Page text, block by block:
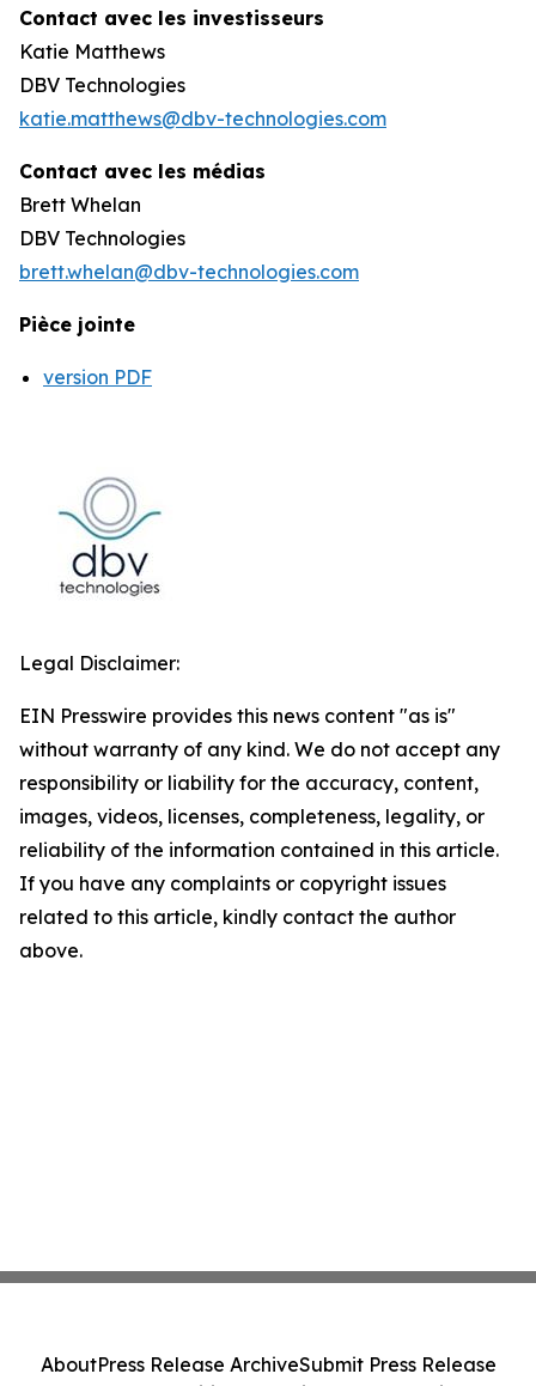
Contact avec les investisseurs
Katie Matthews
DBV Technologies
katie.matthews@dbv-technologies.com
Contact avec les médias
Brett Whelan
DBV Technologies
brett.whelan@dbv-technologies.com
Pièce jointe
version PDF
Legal Disclaimer:
EIN Presswire provides this news content "as is"
without warranty of any kind. We do not accept any
responsibility or liability for the accuracy, content,
images, videos, licenses, completeness, legality, or
reliability of the information contained in this article.
If you have any complaints or copyright issues
related to this article, kindly contact the author
above.
AboutPress Release ArchiveSubmit Press Release